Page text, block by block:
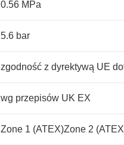
0.56 MPa
5.6 bar
zgodność z dyrektywą UE
wg przepisów UK EX
Zone 1 (ATEX)Zone 2